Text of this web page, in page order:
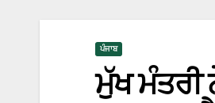
ਪੰਜਾਬ
ਮੁੱਖ ਮੰਤਰੀ